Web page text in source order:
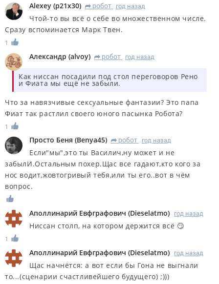
Alexey (p21x30) R робот год назад
Чтой-то вы всё о себе во множественном числе.
Сразу вспоминается Марк Твен.
1
Александр (alvoy) R робот год назад
Как ниссан посадили под стол переговоров Рено
и Фиата мы ещё не забыли.
Что за навязчивые сексуальные фантазии? Это папа
Фиат так растлил своего юного пасынка Робота?
1
Просто Беня (Benya45) R робот год назад
Если"мы",это ты Василич,ну может и не
забылИ.Остальным похер.Щас все гадают,кто кого за
нос водит,жовтогривый тебя,или ты его..вот в чём
вопрос.
Аполлинарий Евфграфович (Dieselatmo) год назад
Ниссан столп, на котором держится всё 😏
1
Аполлинарий Евфграфович (Dieselatmo) год назад
Щас начнётся: а вот если бы Гона не выгнали
то...(сценарии счастливейшего будущего) ;)))